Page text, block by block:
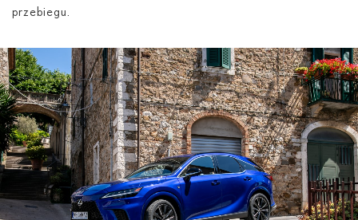
przebiegu.